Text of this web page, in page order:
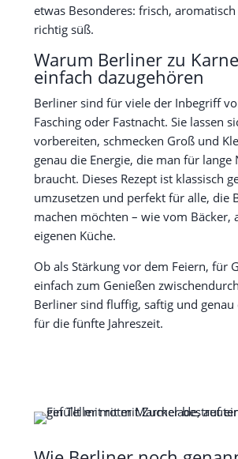
etwas Besonderes: frisch,
richtig süß.
Warum Berliner zu
einfach dazugehören
Berliner sind für viele der Inbegriff
Fasching oder Fastnacht. Sie lassen
vorbereiten, schmecken Groß und
genau die Energie, die man für lange
braucht. Dieses Rezept ist klassisch
umzusetzen und perfekt für alle, die
machen möchten – wie vom Bäcker,
eigenen Küche.
Ob als Stärkung vor dem Feiern, für
einfach zum Genießen
Berliner sind fluffig, saftig und genau
für die fünfte Jahreszeit.